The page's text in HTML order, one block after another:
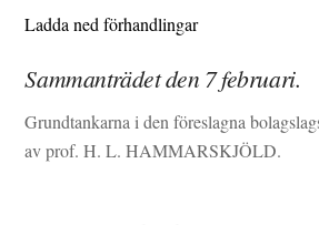
Ladda ned förhandlingar
Sammanträdet den 7 februari.
Grundtankarna i den föreslagna
av prof. H. L. HAMMARSKJÖLD.